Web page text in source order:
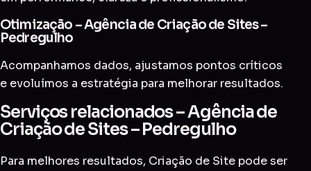
Otimização – Agência de Criação de Sites –
Pedregulho
Acompanhamos dados, ajustamos pontos críticos
e evoluímos a estratégia para melhorar resultados.
Serviços relacionados – Agência de
Criação de Sites – Pedregulho
Para melhores resultados, Criação de Site pode ser